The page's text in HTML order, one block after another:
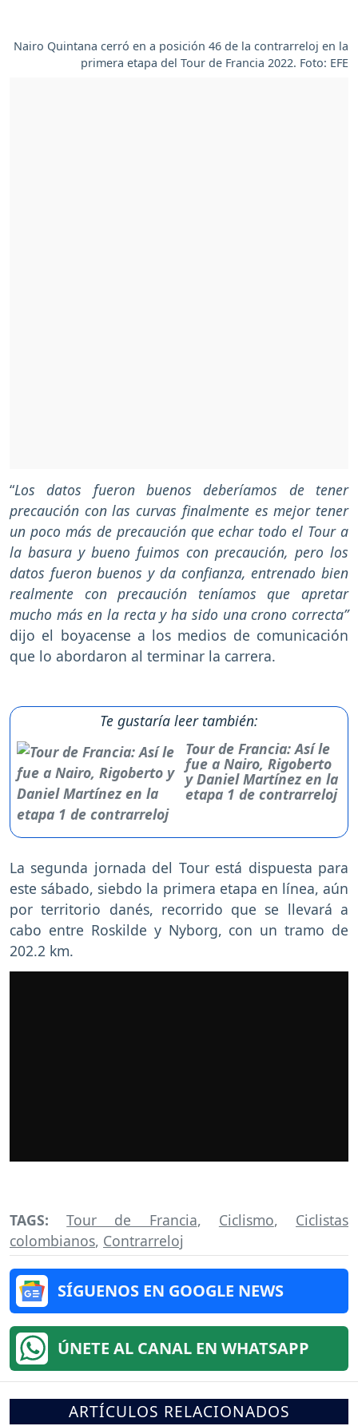
Nairo Quintana cerró en a posición 46 de la contrarreloj en la
primera etapa del Tour de Francia 2022. Foto: EFE
“Los datos fueron buenos deberíamos de tener
precaución con las curvas finalmente es mejor tener
un poco más de precaución que echar todo el Tour a
la basura y bueno fuimos con precaución, pero los
datos fueron buenos y da confianza, entrenado bien
realmente con precaución teníamos que apretar
mucho más en la recta y ha sido una crono correcta”
dijo el boyacense a los medios de comunicación
que lo abordaron al terminar la carrera.
Te gustaría leer también:
Tour de Francia: Así le
fue a Nairo, Rigoberto
y Daniel Martínez en la
etapa 1 de contrarreloj
La segunda jornada del Tour está dispuesta para
este sábado, siebdo la primera etapa en línea, aún
por territorio danés, recorrido que se llevará a
cabo entre Roskilde y Nyborg, con un tramo de
202.2 km.
TAGS:Tour de Francia, Ciclismo, Ciclistas
colombianos, Contrarreloj
SÍGUENOS EN GOOGLE NEWS
ÚNETE AL CANAL EN WHATSAPP
ARTÍCULOS RELACIONADOS